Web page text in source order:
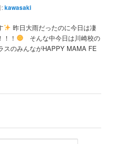
:kawasaki
昨日大雨だったのに今日は凄
！
そんな中今日は川崎校の
スのみんながHAPPY MAMA FE